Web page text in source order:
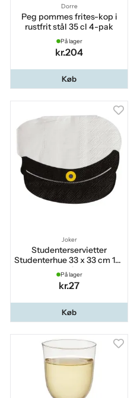
Dorre
Peg pommes frites-kop i
rustfrit stål 35 cl 4-pak
På lager
kr.204
Køb
Joker
Studenterservietter
Studenterhue 33 x 33 cm 16-
pak
På lager
kr.27
Køb